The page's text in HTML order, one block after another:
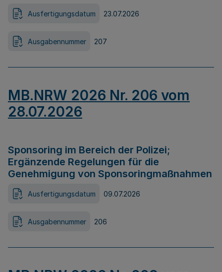
Ausfertigungsdatum 23.07.2026
Ausgabennummer 207
MB.NRW 2026 Nr. 206 vom
28.07.2026
Sponsoring im Bereich der Polizei;
Ergänzende Regelungen für die
Genehmigung von Sponsoringmaßnahmen
Ausfertigungsdatum 09.07.2026
Ausgabennummer 206